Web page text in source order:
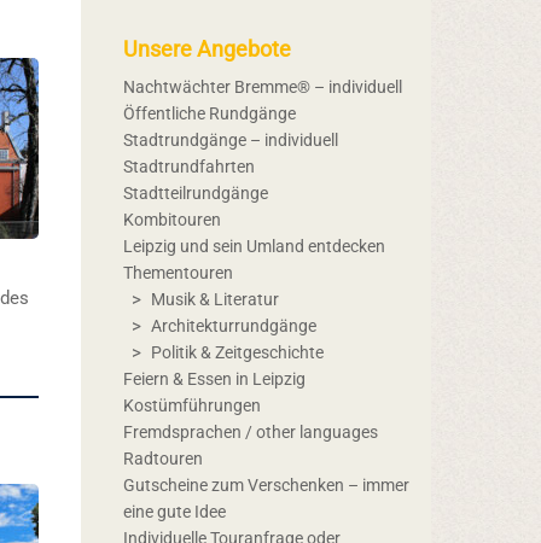
Unsere Angebote
Nachtwächter Bremme® – individuell
Öffentliche Rundgänge
Stadtrundgänge – individuell
Stadtrundfahrten
Stadtteilrundgänge
Kombitouren
Leipzig und sein Umland entdecken
Thementouren
Musik & Literatur
Architekturrundgänge
Politik & Zeitgeschichte
Feiern & Essen in Leipzig
Kostümführungen
Fremdsprachen / other languages
Radtouren
Gutscheine zum Verschenken – immer
eine gute Idee